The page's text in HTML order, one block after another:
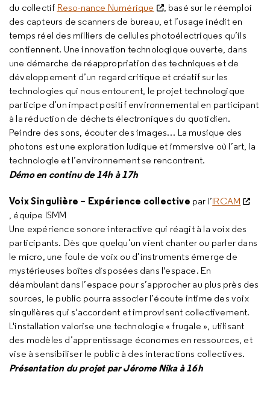
du collectif Reso-nance Numérique
, basé sur le réemploi
des capteurs de scanners de bureau, et l’usage inédit en
temps réel des milliers de cellules photoélectriques qu’ils
contiennent. Une innovation technologique ouverte, dans
une démarche de réappropriation des techniques et de
développement d’un regard critique et créatif sur les
technologies qui nous entourent, le projet technologique
participe d’un impact positif environnemental en participant
à la réduction de déchets électroniques du quotidien.
Peindre des sons, écouter des images… La musique des
photons est une exploration ludique et immersive où l’art, la
technologie et l’environnement se rencontrent.
Démo en continu de 14h à 17h
Voix Singulière – Expérience collective par l’IRCAM
, équipe ISMM
Une expérience sonore interactive qui réagit à la voix des
participants. Dès que quelqu’un vient chanter ou parler dans
le micro, une foule de voix ou d’instruments émerge de
mystérieuses boîtes disposées dans l'espace. En
déambulant dans l’espace pour s’approcher au plus près des
sources, le public pourra associer l’écoute intime des voix
singulières qui s'accordent et improvisent collectivement.
L'installation valorise une technologie « frugale », utilisant
des modèles d’apprentissage économes en ressources, et
vise à sensibiliser le public à des interactions collectives.
Présentation du projet par Jérome Nika à 16h